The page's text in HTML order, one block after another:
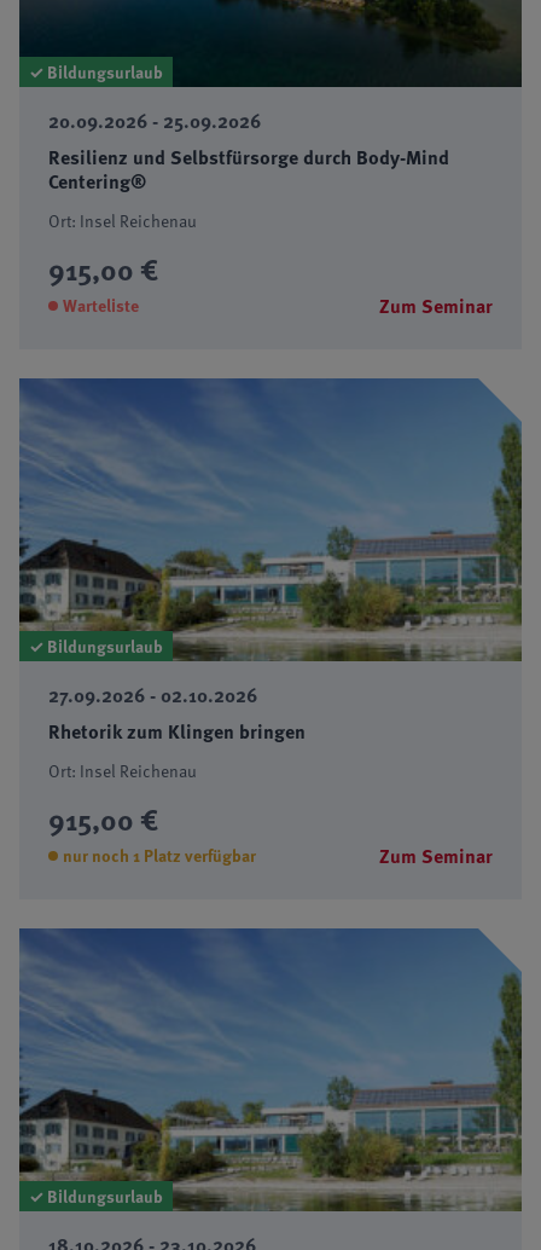
✓ Bildungsurlaub
20.09.2026 - 25.09.2026
Resilienz und Selbstfürsorge durch Body-Mind
Centering®
Ort: Insel Reichenau
915,00 €
Warteliste Zum Seminar
✓ Bildungsurlaub
27.09.2026 - 02.10.2026
Rhetorik zum Klingen bringen
Ort: Insel Reichenau
915,00 €
nur noch 1 Platz verfügbar Zum Seminar
✓ Bildungsurlaub